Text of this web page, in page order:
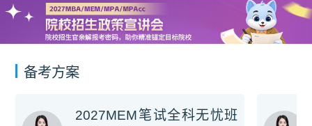
备考方案
2027MEM笔试全科无忧班